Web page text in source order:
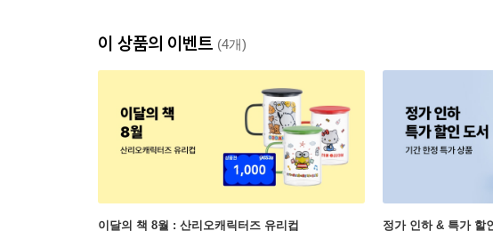
이 상품의 이벤트 (4개)
이달의 책 8월 : 산리오캐릭터즈 유리컵 정가 인하 & 특가 할